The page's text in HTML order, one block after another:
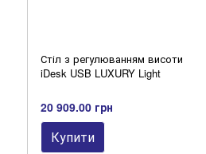
Стіл з регулюванням висоти
iDesk USB LUXURY Light
20 909.00 грн
Купити